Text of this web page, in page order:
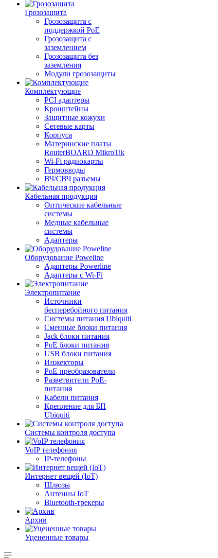
Грозозащита
Грозозащита с
поддержкой PoE
Грозозащита с
заземлением
Грозозащита без
заземления
Модули грозозащиты
Комплектующие
PCI адаптеры
Кронштейны
Защитные кожухи
Сетевые карты
Корпуса
Материнские платы
RouterBOARD MikroTik
Wi-Fi радиокарты
Гермовводы
ВЧ/СВЧ разъемы
Кабельная продукция
Оптические кабельные
системы
Медные кабельные
системы
Адаптеры
Оборудование Poweline
Адаптеры Powerline
Адаптеры с Wi-Fi
Электропитание
Источники
бесперебойного питания
Системы питания Ubiquiti
Сменные блоки питания
Jack блоки питания
PoE блоки питания
USB блоки питания
Инжекторы
PoE преобразователи
Разветвители PoE-
питания
Кабели питания
Крепление для БП
Ubiquiti
Системы контроля доступа
VoIP телефония
IP-телефоны
Интернет вещей (IoT)
Шлюзы
Антенны IoT
Bluetooth-трекеры
Архив
Уцененные товары